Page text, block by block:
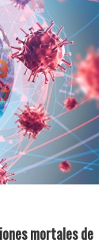
mortales de